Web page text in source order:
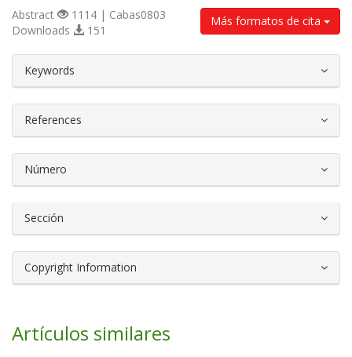
Más formatos de cita
Abstract
1114 | Cabas0803
Downloads
151
Keywords
References
Número
Sección
Copyright Information
Artículos similares